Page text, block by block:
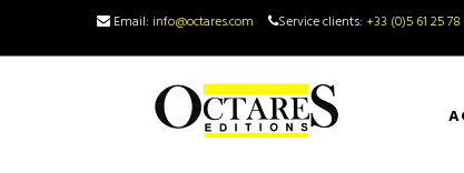
Email: info@octares.com Service clients: +33 (0)5 61 25